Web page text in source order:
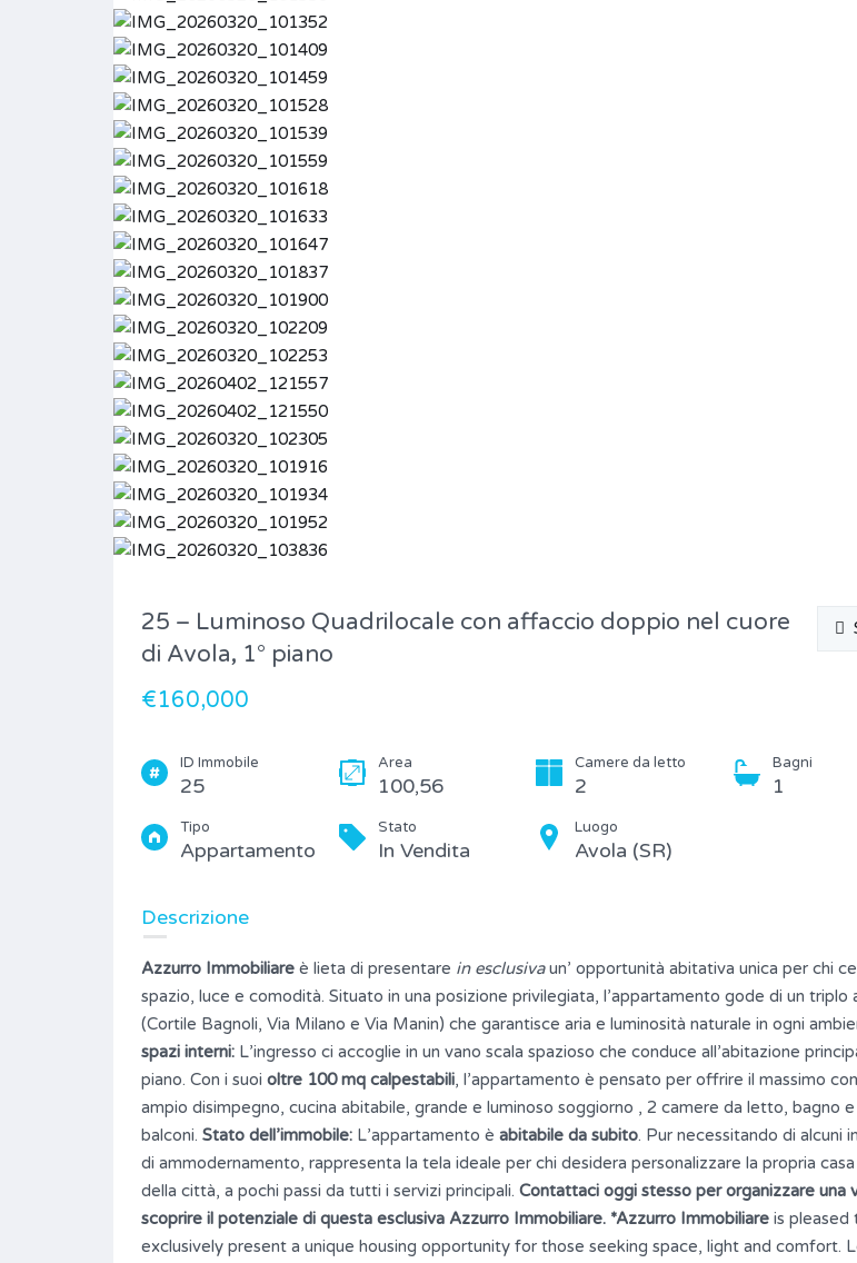
25 – Luminoso Quadrilocale con affaccio doppio nel cuore
di Avola, 1° piano
€160,000
ID Immobile
25
Area
100,56
Camere da letto
2
Bagni
1
Tipo
Appartamento
Stato
In Vendita
Luogo
Avola (SR)
Descrizione
Azzurro Immobiliare è lieta di presentare in esclusivaun’ opportunità abitativa unica per chi
spazio, luce e comodità. Situato in una posizione privilegiata, l’appartamento gode di un triplo
(Cortile Bagnoli, Via Milano e Via Manin) che garantisce aria e luminosità naturale in ogni
spazi interni: L’ingresso ci accoglie in un vano scala spazioso che conduce all’abitazione
piano. Con i suoi oltre 100 mq calpestabili, l’appartamento è pensato per offrire il massimo
ampio disimpegno, cucina abitabile, grande e luminoso soggiorno , 2 camere da letto, bagno
balconi. Stato dell’immobile: L’appartamento è abitabile da subito. Pur necessitando di alcuni
di ammodernamento, rappresenta la tela ideale per chi desidera personalizzare la propria
della città, a pochi passi da tutti i servizi principali. Contattaci oggi stesso per organizzare una
scoprire il potenziale di questa esclusiva Azzurro Immobiliare. *Azzurro Immobiliare is pleased
exclusively present a unique housing opportunity for those seeking space, light and comfort.